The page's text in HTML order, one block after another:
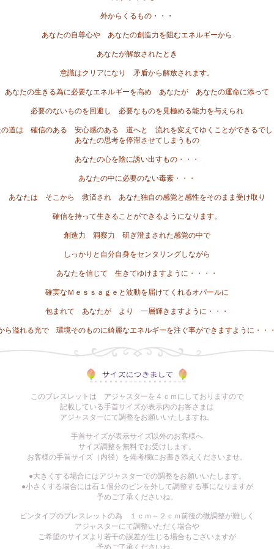
外からくるもの・・・
あなたの自尊心や あなたの創造力を阻むエネルギーから
あなたが解放されたとき
意識はクリアになり 矛盾から解放されます。
あなたの生きる為に必要なエネルギーを高め あなたが あなたの運命に添って
必要のないものを回避し 必要なものを見極める能力を与えられ
の道は 確信のある 安心感のある 道へと 流れを変えてゆくことができるでし
あなたの思考を停滞させてしまうもの
あなたの心を陰に誘い出すもの・・・
あなたの中に必要のない毒素・・・
あなたは そこから 救済され あなた独自の感覚と感性をそのまま受け取り
確信を持って生きることができるようになります。
創造力 洞察力 研ぎ澄まされた感覚の中で
しっかりと自分自身をセンタリングしながら
あなたを信じて 生きてゆけますように・・・・
確実なＭｅｓｓａｇｅと波動を届けてくれるオパールに
包まれて あなたが より 一層輝きますように・・・
ら溢れる光で 環境そのものに綺麗なエネルギーを注ぐ事ができますように・・
このブレスレットは アジャスターを４ｃｍにしておりますので
記載している手首サイズが表示内のお客さまは
アジャスターにて調整をお願いいたしますね。
手首サイズが表示サイズ以外のお客様へ
サイズ調整を無料でお受けします。
お客様の手首サイズ（内径）を備考欄にお書き添えくださいませ。
●大きくする場合にはアジャスターでの調整をお願いいたします。
●小さくする場合には石１個分のピンを外して調整する事になりますが
予めご了承くださいね。
ピンタイプのブレスレットの為 １ｃｍ～２ｃｍ前後の微調整が難しく
アジャスターにて調整いただく場合や
ご希望のサイズより若干の誤差が生じる場合もございますが
予めご了承くださいね。